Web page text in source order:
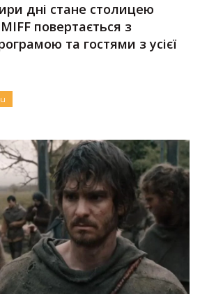
дні стане столицею
повертається з
та гостями з усієї